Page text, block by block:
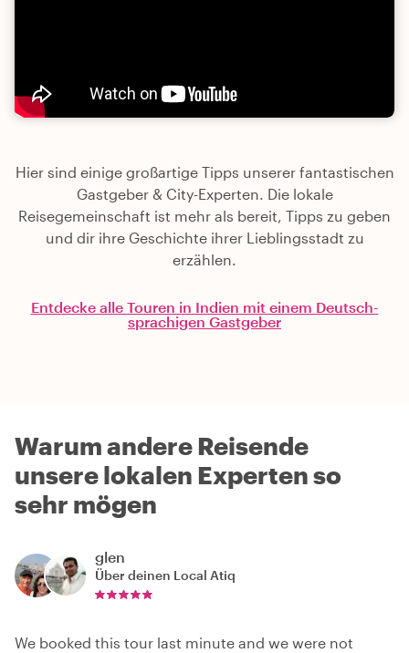
Hier sind einige großartige Tipps unserer fantastischen
Gastgeber & City-Experten. Die lokale
Reisegemeinschaft ist mehr als bereit, Tipps zu geben
und dir ihre Geschichte ihrer Lieblingsstadt zu
erzählen.
Entdecke alle Touren in Indien mit einem Deutsch-
sprachigen Gastgeber
Warum andere Reisende
unsere lokalen Experten so
sehr mögen
glen
Über deinen Local Atiq
We booked this tour last minute and we were not